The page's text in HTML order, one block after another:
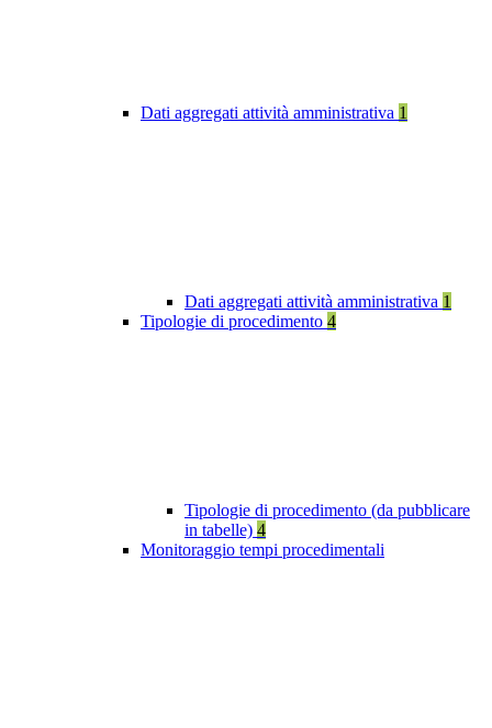
Dati aggregati attività amministrativa 1
Dati aggregati attività amministrativa 1
Tipologie di procedimento 4
Tipologie di procedimento (da pubblicare
in tabelle) 4
Monitoraggio tempi procedimentali